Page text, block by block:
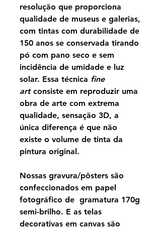
resolução que proporciona
qualidade de museus e galerias,
com tintas com durabilidade de
150 anos se conservada tirando
pó com pano seco e sem
incidência de umidade e luz
solar. Essa técnica fine
artconsiste em reproduzir uma
obra de arte com extrema
qualidade, sensação 3D, a
única diferença é que não
existe o volume de tinta da
pintura original.
Nossas gravura/pôsters são
confeccionados em papel
fotográfico de gramatura 170g
semi-brilho. E as telas
decorativas em canvas são